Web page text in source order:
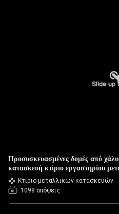
Προσυσκευασμένες δομές από
κατασκευή κτίριο εργαστηρίου
Κτίριο μεταλλικών κατασκευών
1098 απόψεις